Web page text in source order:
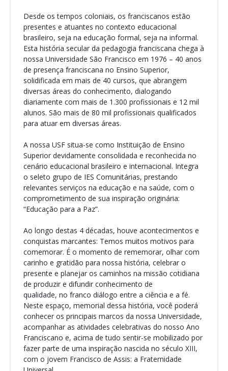
Desde os tempos coloniais, os franciscanos estão
presentes e atuantes no contexto educacional
brasileiro, seja na educação formal, seja na informal.
Esta história secular da pedagogia franciscana chega à
nossa Universidade São Francisco em 1976 – 40 anos
de presença franciscana no Ensino Superior,
solidificada em mais de 40 cursos, que abrangem
diversas áreas do conhecimento, dialogando
diariamente com mais de 1.300 profissionais e 12 mil
alunos. São mais de 80 mil profissionais qualificados
para atuar em diversas áreas.
A nossa USF situa-se como Instituição de Ensino
Superior devidamente consolidada e reconhecida no
cenário educacional brasileiro e internacional. Integra
o seleto grupo de IES Comunitárias, prestando
relevantes serviços na educação e na saúde, com o
comprometimento de sua inspiração originária:
“Educação para a Paz”.
Ao longo destas 4 décadas, houve acontecimentos e
conquistas marcantes: Temos muitos motivos para
comemorar. É o momento de rememorar, olhar com
carinho e gratidão para nossa história, celebrar o
presente e planejar os caminhos na missão cotidiana
de produzir e difundir conhecimento de
qualidade, no franco diálogo entre a ciência e a fé.
Neste espaço, memorial dessa história, você poderá
conhecer os principais marcos da nossa Universidade,
acompanhar as atividades celebrativas do nosso Ano
Franciscano e, acima de tudo sentir-se mobilizado por
fazer parte de uma inspiração nascida no século XIII,
com o jovem Francisco de Assis: a Fraternidade